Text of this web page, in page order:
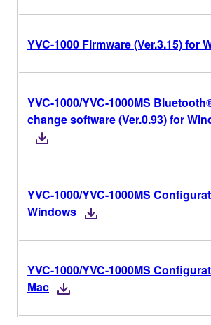
YVC-1000 Firmware (Ver.3.15) for
YVC-1000/YVC-1000MS
change software (Ver.0.93) for
YVC-1000/YVC-1000MS
Windows
YVC-1000/YVC-1000MS
Mac